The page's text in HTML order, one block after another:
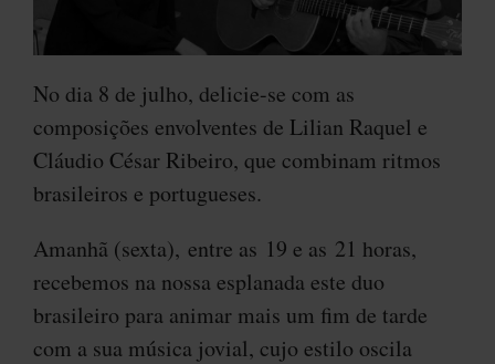
No dia 8 de julho, delicie-se com as
composições envolventes de Lilian Raquel e
Cláudio César Ribeiro, que combinam ritmos
brasileiros e portugueses.
Amanhã (sexta), entre as 19 e as 21 horas,
recebemos na nossa esplanada este duo
brasileiro para animar mais um fim de tarde
com a sua música jovial, cujo estilo oscila